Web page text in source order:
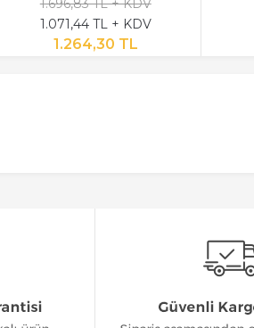
1.696,83 TL + KDV
1.071,44 TL + KDV
1.264,30 TL